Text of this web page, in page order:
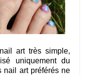
art très simple,
uniquement du
nail art préférés ne